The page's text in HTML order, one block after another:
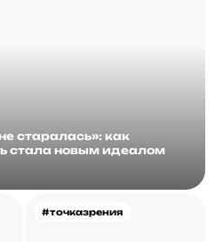
старалась»: как
стала новым идеалом
#точказрения